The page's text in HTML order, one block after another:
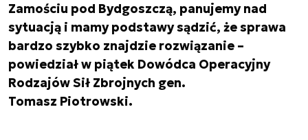
Zamościu pod Bydgoszczą, panujemy nad
sytuacją i mamy podstawy sądzić, że sprawa
bardzo szybko znajdzie rozwiązanie –
powiedział w piątek Dowódca Operacyjny
Rodzajów Sił Zbrojnych gen.
Tomasz Piotrowski.